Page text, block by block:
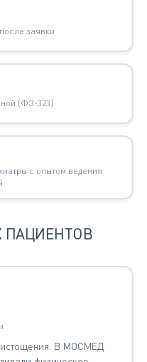
заявки
(ФЗ-323)
с опытом ведения
истощения. В МОСМЕД